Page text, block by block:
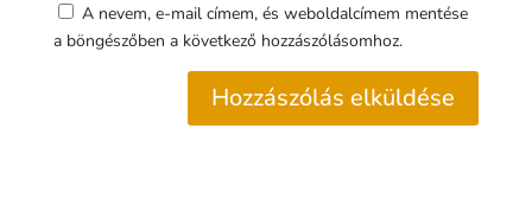
A nevem, e-mail címem, és weboldalcímem mentése
a böngészőben a következő hozzászólásomhoz.